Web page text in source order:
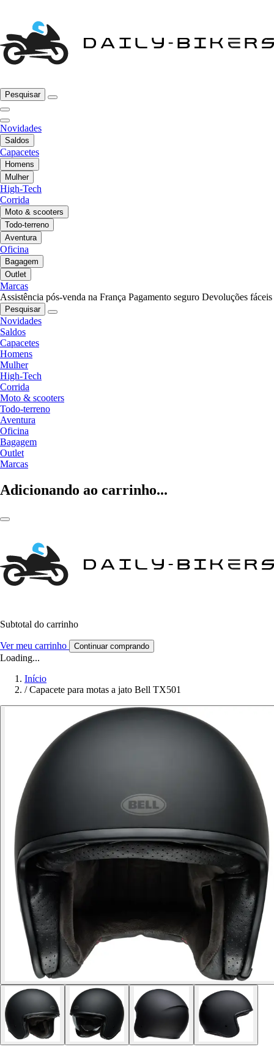
Pesquisar
Novidades
Saldos
Capacetes
Homens
Mulher
High-Tech
Corrida
Moto & scooters
Todo-terreno
Aventura
Oficina
Bagagem
Outlet
Marcas
Assistência pós-venda na França Pagamento seguro Devoluções fáceis
Pesquisar
Novidades
Saldos
Capacetes
Homens
Mulher
High-Tech
Corrida
Moto & scooters
Todo-terreno
Aventura
Oficina
Bagagem
Outlet
Marcas
Adicionando ao carrinho...
Subtotal do carrinho
Ver meu carrinho Continuar comprando
Loading...
Início
/ Capacete para motas a jato Bell TX501